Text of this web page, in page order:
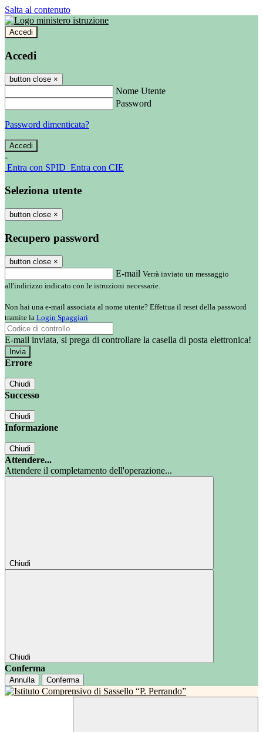
Salta al contenuto
Accedi
Accedi
button close ×
Nome Utente
Password
Password dimenticata?
-
Entra con SPID Entra con CIE
Seleziona utente
button close ×
Recupero password
button close ×
E-mail Verrà inviato un messaggio
all'indirizzo indicato con le istruzioni necessarie.
Non hai una e-mail associata al nome utente? Effettua il reset della password
tramite la Login Spaggiari
E-mail inviata, si prega di controllare la casella di posta elettronica!
Errore
Chiudi
Successo
Chiudi
Informazione
Chiudi
Attendere...
Attendere il completamento dell'operazione...
Chiudi
Chiudi
Conferma
Annulla Conferma